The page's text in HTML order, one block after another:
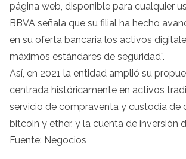
página web, disponible para cualquier
BBVA señala que su filial ha hecho
en su oferta bancaria los activos
máximos estándares de seguridad”.
Así, en 2021 la entidad amplió su
centrada históricamente en activos
servicio de compraventa y custodia de
bitcoin y ether, y la cuenta de inversión
Fuente: Negocios